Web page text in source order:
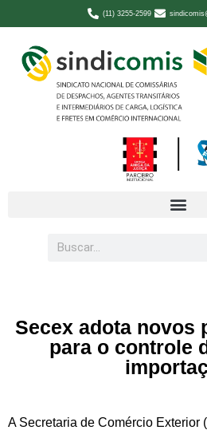
(11) 3255-2599
Secex adota novos
para o controle
A Secretaria de Comércio Exterior